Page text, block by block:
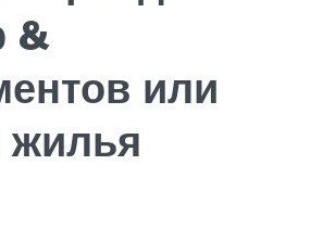
&
или
жилья